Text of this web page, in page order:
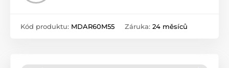
Kód produktu: MDAR60M55 Záruka: 24 měsíců